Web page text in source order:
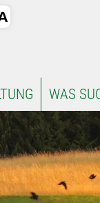
WAS